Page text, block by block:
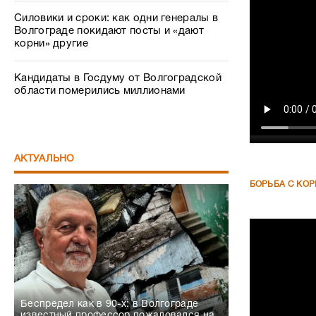
Силовики и сроки: как одни генералы в
Волгограде покидают посты и «дают
корни» другие
Кандидаты в Госдуму от Волгоградской
области померились миллионами
АКТУАЛЬНО
Беспредел как в 90-х: в Волгограде
БОРЬБА С